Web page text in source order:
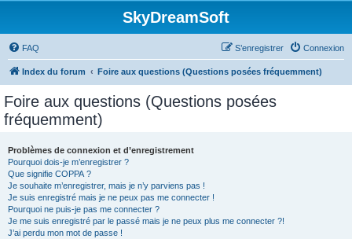
SkyDreamSoft
FAQ Connexion
S’enregistrer
Index du forum Foire aux questions (Questions posées fréquemment)
Foire aux questions (Questions posées
fréquemment)
Problèmes de connexion et d’enregistrement
Pourquoi dois-je m’enregistrer ?
Que signifie COPPA ?
Je souhaite m’enregistrer, mais je n’y parviens pas !
Je suis enregistré mais je ne peux pas me connecter !
Pourquoi ne puis-je pas me connecter ?
Je me suis enregistré par le passé mais je ne peux plus me connecter ?!
J’ai perdu mon mot de passe !